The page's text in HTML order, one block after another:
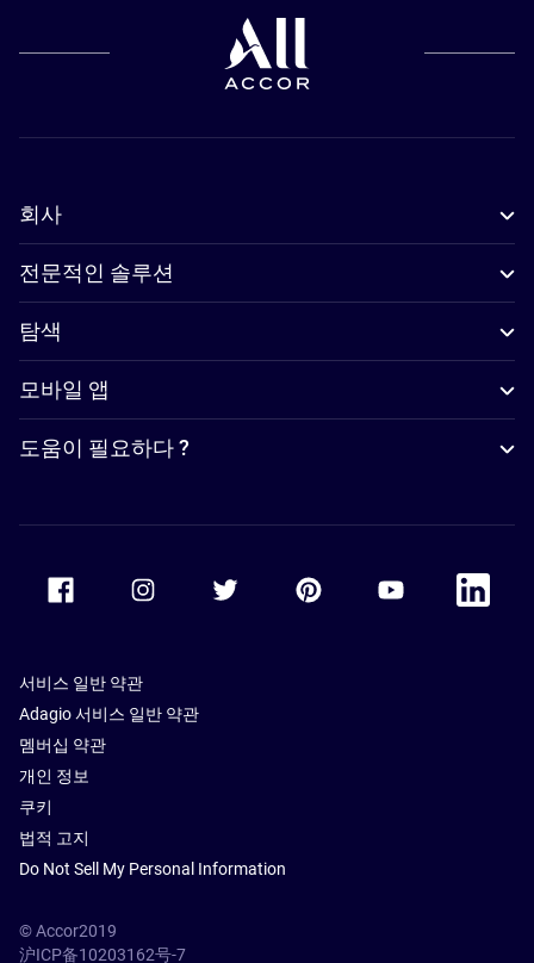
회사
전문적인 솔루션
탐색
모바일 앱
도움이 필요하다 ?
Accor Youtube
Accor
서비스 일반 약관
Adagio 서비스 일반 약관
멤버십 약관
개인 정보
쿠키
법적 고지
Do Not Sell My Personal Information
© Accor2019
沪ICP备10203162号-7